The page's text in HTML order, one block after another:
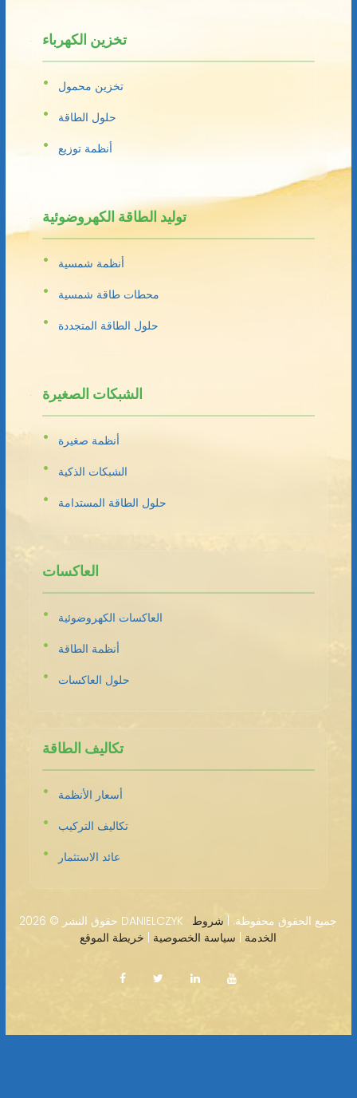
تخزين الكهرباء
تخزين محمول
حلول الطاقة
أنظمة توزيع
توليد الطاقة الكهروضوئية
أنظمة شمسية
محطات طاقة شمسية
حلول الطاقة المتجددة
الشبكات الصغيرة
أنظمة صغيرة
الشبكات الذكية
حلول الطاقة المستدامة
العاكسات
العاكسات الكهروضوئية
أنظمة الطاقة
حلول العاكسات
تكاليف الطاقة
أسعار الأنظمة
تكاليف التركيب
عائد الاستثمار
حقوق النشر © 2026 DANIELCZYK · جميع الحقوق محفوظة. | شروط
الخدمة
سياسة الخصوصية خريطة الموقع